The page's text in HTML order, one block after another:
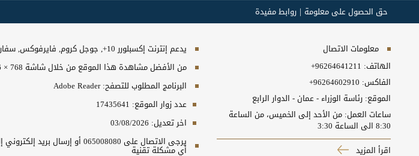
حق الحصول على معلومة روابط مفيدة
معلومات الاتصال
الهاتف: +96264641211
الفاكس: +96264602910
الموقع: رئاسة الوزراء - عمان - الدوار الرابع
ساعات العمل: من الأحد إلى الخميس، من الساعة
8:30 الى الساعة 3:30
اقرأ المزيد
يدعم إنترنت إكسبلورر 10+, جوجل كروم, فايرفوكس, سفاري
من الأفضل مشاهدة هذا الموقع من خلال شاشة 768 × 1366
البرنامج المطلوب للتصفح: Adobe Reader
عدد زوار الموقع: 17435641
اخر تعديل: 03/08/2026
أي مشكلة تقنية